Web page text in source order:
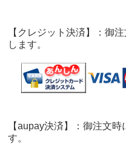
【クレジット決済】：御
します。
【aupay決済】：御注文
す。